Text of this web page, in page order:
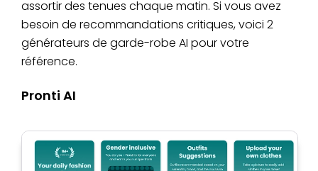
assortir des tenues chaque matin. Si vous avez
besoin de recommandations critiques, voici 2
générateurs de garde-robe AI pour votre
référence.
Pronti AI